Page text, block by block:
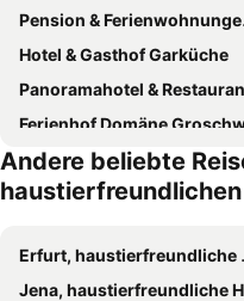
Pension & Ferienwohnungen Töpferstüb'l
Hotel & Gasthof Garküche
Panoramahotel & Restaurant am Marienturm
Ferienhof Domäne
Landhotel Edelhof
Hotel Henriettenhof Weimarer Land, Weimar-Bad Berka
Waldhotel Linzmühle
Hotel SchwarzaBurg
Andere beliebte
Erfurt, haustierfreundliche Hotels
Jena, haustierfreundliche Hotels